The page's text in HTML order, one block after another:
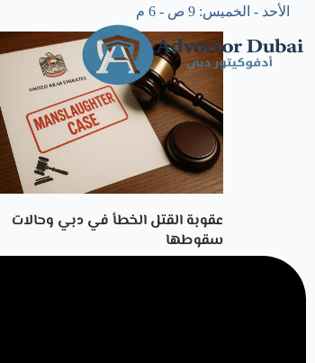
الأحد - الخميس: 9 ص - 6 م
عقوبة القتل الخطأ في دبي وحالات
سقوطها